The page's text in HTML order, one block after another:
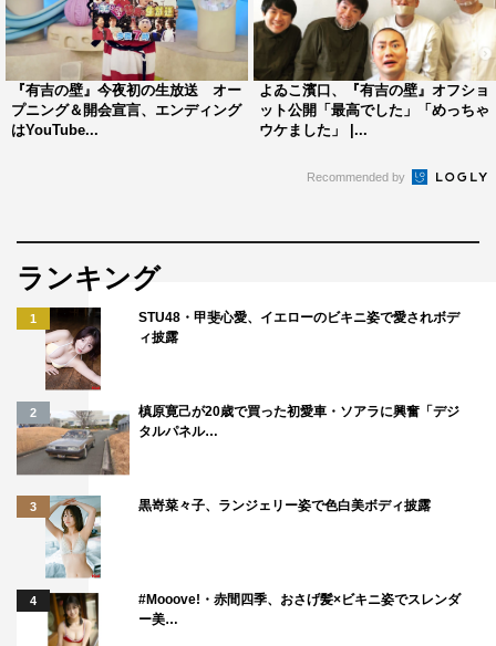
『有吉の壁』今夜初の生放送 オー
プニング＆開会宣言、エンディング
はYouTube...
よゐこ濱口、『有吉の壁』オフショ
ット公開「最高でした」「めっちゃ
ウケました」 |...
Recommended by
ランキング
1
STU48・甲斐心愛、イエローのビキニ姿で愛されボデ
ィ披露
2
槙原寛己が20歳で買った初愛車・ソアラに興奮「デジ
タルパネル…
3 黒嵜菜々子、ランジェリー姿で色白美ボディ披露
4
#Mooove!・赤間四季、おさげ髪×ビキニ姿でスレンダ
ー美…